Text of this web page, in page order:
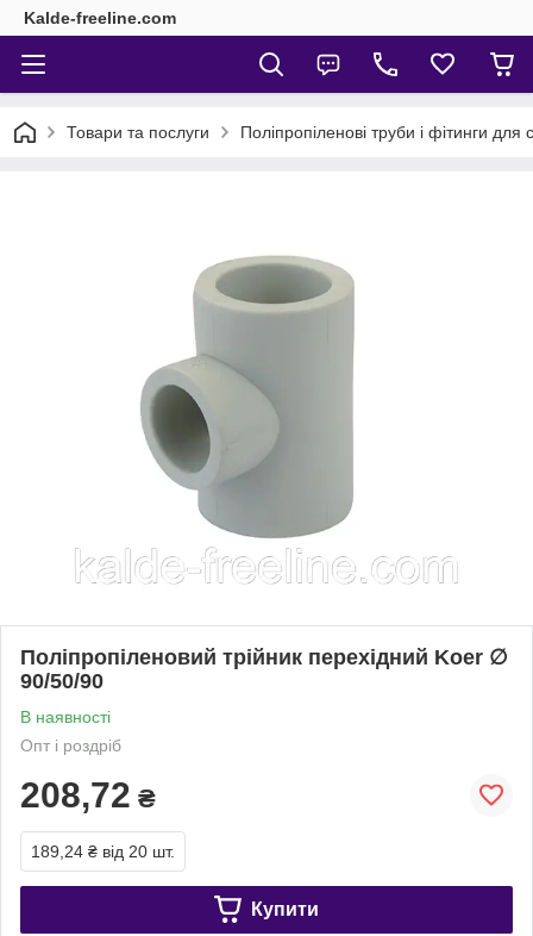
Kalde-freeline.com
Товари та послуги Поліпропіленові труби і фітинги
Поліпропіленовий трійник перехідний Koer ∅
90/50/90
В наявності
Опт і роздріб
208,72 ₴
189,24 ₴ від 20 шт.
Купити